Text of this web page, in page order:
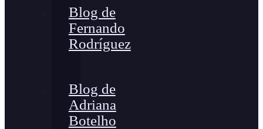
Blog de
Fernando
Rodríguez
Blog de
Adriana
Botelho